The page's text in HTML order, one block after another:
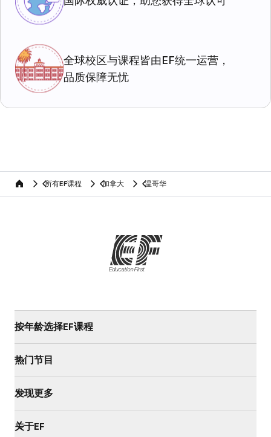
全球校区与课程皆由EF统一运营，
品质保障无忧
home 所有EF课程 加拿大 温哥华
按年龄选择EF课程
热门节目
发现更多
关于EF